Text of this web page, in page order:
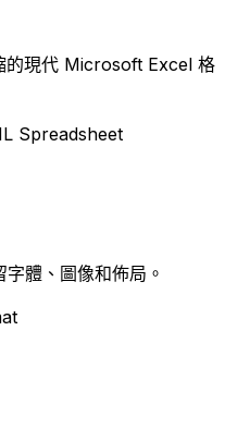
的現代 Microsoft Excel 格
Spreadsheet
體、圖像和佈局。